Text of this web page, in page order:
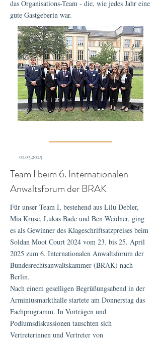
das Organisations-Team - die, wie jedes Jahr eine
gute Gastgeberin war.
01.05.2025
Team I beim 6. Internationalen
Anwaltsforum der BRAK
Für unser Team I, bestehend aus Lilu Debler,
Mia Kruse, Lukas Bade und Ben Weidner, ging
es als Gewinner des Klageschriftsatzpreises beim
Soldan Moot Court 2024 vom 23. bis 25. April
2025 zum 6. Internationalen Anwaltsforum der
Bundesrechtsanwaltskammer (BRAK) nach
Berlin.
Nach einem geselligen Begrüßungsabend in der
Arminiusmarkthalle startete am Donnerstag das
Fachprogramm. In Vorträgen und
Podiumsdiskussionen tauschten sich
Vertreterinnen und Vertreter von